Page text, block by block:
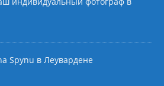
Spynu в Леувардене